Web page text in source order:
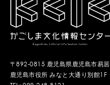
〒892-0815 鹿児島県鹿児島市易
鹿児島市役所 みなと大通り別館1F